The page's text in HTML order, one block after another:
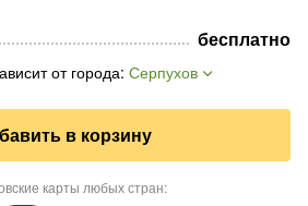
бесплатно
от города: Серпухов
в корзину
карты любых стран: